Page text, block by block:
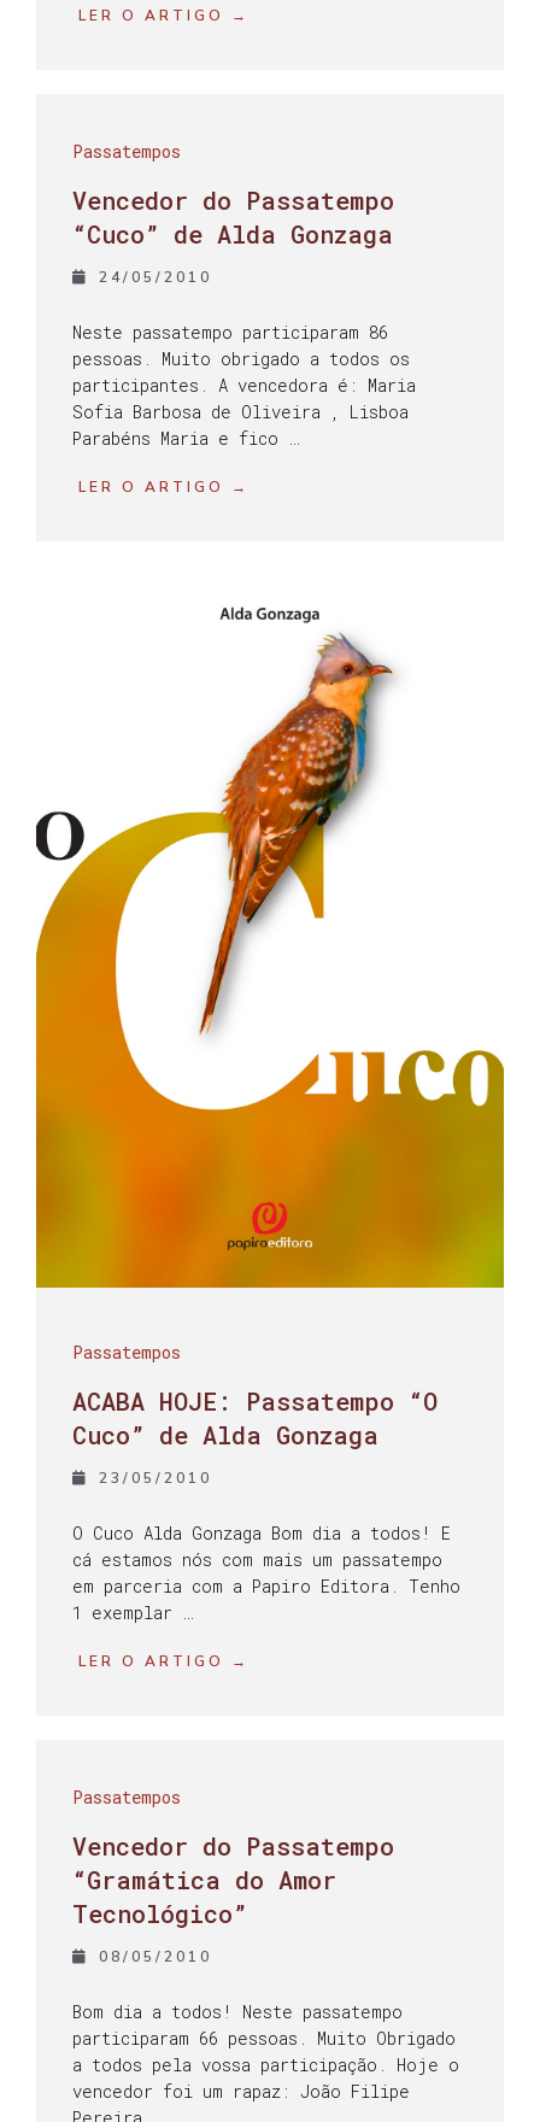
LER O ARTIGO →
Passatempos
Vencedor do Passatempo
“Cuco” de Alda Gonzaga
24/05/2010
Neste passatempo participaram 86
pessoas. Muito obrigado a todos os
participantes. A vencedora é: Maria
Sofia Barbosa de Oliveira , Lisboa
Parabéns Maria e fico …
LER O ARTIGO →
Passatempos
ACABA HOJE: Passatempo “O
Cuco” de Alda Gonzaga
23/05/2010
O Cuco Alda Gonzaga Bom dia a todos! E
cá estamos nós com mais um passatempo
em parceria com a Papiro Editora. Tenho
1 exemplar …
LER O ARTIGO →
Passatempos
Vencedor do Passatempo
“Gramática do Amor
Tecnológico”
08/05/2010
Bom dia a todos! Neste passatempo
participaram 66 pessoas. Muito Obrigado
a todos pela vossa participação. Hoje o
vencedor foi um rapaz: João Filipe